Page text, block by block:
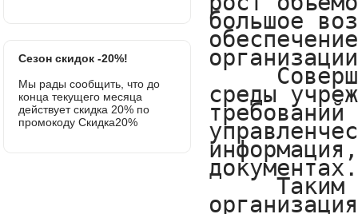
Сезон скидок -20%!
Мы рады сообщить, что до
конца текущего месяца
действует скидка 20% по
промокоду Скидка20%